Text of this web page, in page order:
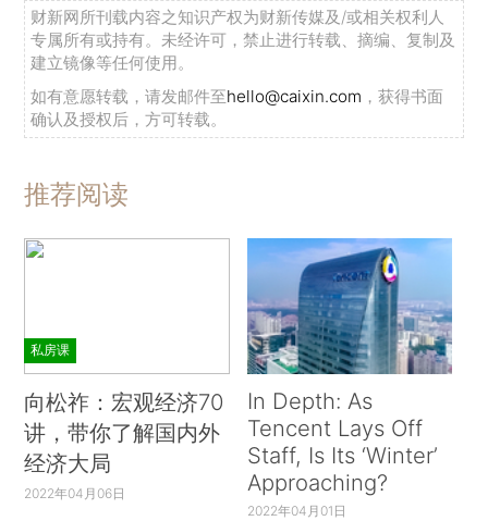
家港镇周边人员尽量避开高浓度区域，特别是目前
正处于下风向的西南方，并尽量关闭门窗和避免不
必要的外出。”
一位当时在现场被炸伤的目击者告诉财新记
院，准备立刻做手术”。据财新记者获得的视频，爆
现场一片狼藉，路边停放的私家车辆因冲击力已变
3月22日下午3时许，环保志愿者张文斌进入
了最核心的爆炸区域，据他观察，爆炸核心地点的
建筑物基本被炸塌，成了一片废墟，而且波及到其
他工厂。盐城德力化工有限公司工厂的红色砖砌厂
门也有损坏，厂区内建筑物的玻璃全部震碎。在建
筑物前的地面上，还有大滩大滩黑色或黄色的污
财新网所刊载内容之知识产权为财新传媒及/或相关权利人
专属所有或持有。未经许可，禁止进行转载、摘编、复制及
建立镜像等任何使用。
如有意愿转载，请发邮件至hello@caixin.com ，获得书面
确认及授权后，方可转载。
推荐阅读
私房课
向松祚：宏观经济70
讲，带你了解国内外
经济大局
2022年04月06日
In Depth: As
Tencent Lays Off
Staff, Is Its ‘Winter’
Approaching?
2022年04月01日